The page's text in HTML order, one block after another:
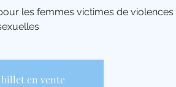
les femmes victimes de violences
en vente